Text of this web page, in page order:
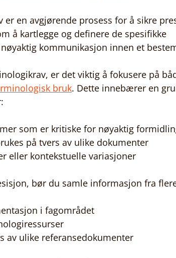
en avgjørende prosess for å sikre
å kartlegge og definere de spesifikke
kommunikasjon innen et
er det viktig å fokusere på
bruk. Dette innebærer en
som er kritiske for nøyaktig
på tvers av ulike dokumenter
eller kontekstuelle variasjoner
bør du samle informasjon fra
i fagområdet
av ulike referansedokumenter